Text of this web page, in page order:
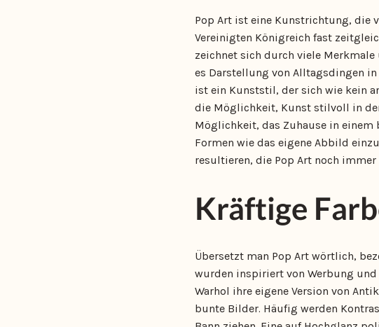
Pop Art ist eine Kunstrichtung, die
Vereinigten Königreich fast
zeichnet sich durch viele
es Darstellung von Alltagsdingen
ist ein Kunststil, der sich wie kein
die Möglichkeit, Kunst stilvoll in
Möglichkeit, das Zuhause in
Formen wie das eigene Abbild
resultieren, die Pop Art noch
Kräftige
Übersetzt man Pop Art wörtlich,
wurden inspiriert von Werbung
Warhol ihre eigene Version von
bunte Bilder. Häufig werden